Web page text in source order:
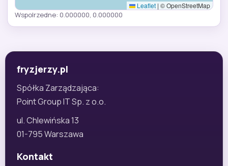
Leaflet | © OpenStreetMap
Wspolrzedne: 0.000000, 0.000000
fryzjerzy.pl
Spółka Zarządzająca:
Point Group IT Sp. z o.o.
ul. Chlewińska 13
01-795 Warszawa
Kontakt